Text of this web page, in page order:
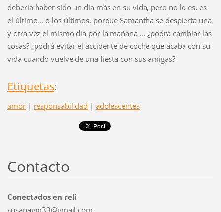
debería haber sido un día más en su vida, pero no lo es, es
el último... o los últimos, porque Samantha se despierta una
y otra vez el mismo día por la mañana ... ¿podrá cambiar las
cosas? ¿podrá evitar el accidente de coche que acaba con su
vida cuando vuelve de una fiesta con sus amigas?
Etiquetas:
amor | responsabilidad | adolescentes
Contacto
Conectados en reli
susanagm33@gmail.com